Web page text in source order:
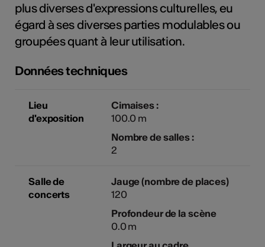
plus diverses d'expressions culturelles, eu
égard à ses diverses parties modulables ou
groupées quant à leur utilisation.
Données techniques
Lieu
d'exposition
Cimaises :
100.0 m
Nombre de salles :
2
Salle de
concerts
Jauge (nombre de places)
120
Profondeur de la scène
0.0 m